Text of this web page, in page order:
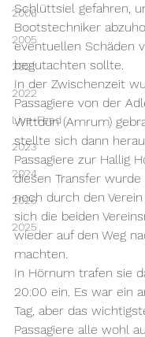
2006
2005
2021
2022
Live-Feed
2023
2024
2026
2025
Schlüttsiel gefahren,
Bootstechniker
eventuellen Schäden
begutachten sollte.
In der Zwischenzeit
Passagiere von der
Wittdün (Amrum)
stellte sich dann
Passagiere zur Hallig
diesen Transfer wurde
noch durch den
sich die beiden
wieder auf den Weg
machten.
In Hörnum trafen sie
20:00 ein. Es war ein
Tag, aber das
Passagiere alle wohl